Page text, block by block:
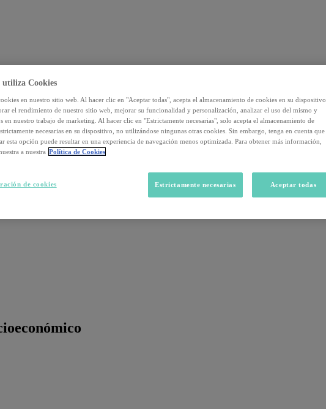
utiliza Cookies
en nuestro sitio web. Al hacer clic en "Aceptar todas", acepta el almacenamiento de cookies en su dispositivo
el rendimiento de nuestro sitio web, mejorar su funcionalidad y personalización, analizar el uso del mismo y
en nuestro trabajo de marketing. Al hacer clic en "Estrictamente necesarias", solo acepta el almacenamiento de
necesarias en su dispositivo, no utilizándose ningunas otras cookies. Sin embargo, tenga en cuenta que
esta opción puede resultar en una experiencia de navegación menos optimizada. Para obtener más información,
a nuestra Política de Cookies
Estrictamente necesarias Aceptar todas
de cookies